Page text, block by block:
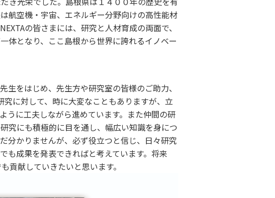
航空機・宇宙、エネルギー分野向けの高性能材
の皆さまには、研究と人材育成の両面で、
体となり、ここ島根から世界に誇れるイノベー
をはじめ、先生方や研究室の皆様のご助力、
に対して、時に大変なこともありますが、立
うに工夫しながら進めています。また仲間の研
究にも積極的に目を通し、幅広い知識を身につ
分かりませんが、必ず役立つと信じ、日々研究
も成果を発表できればと考えています。将来
貢献していきたいと思います。